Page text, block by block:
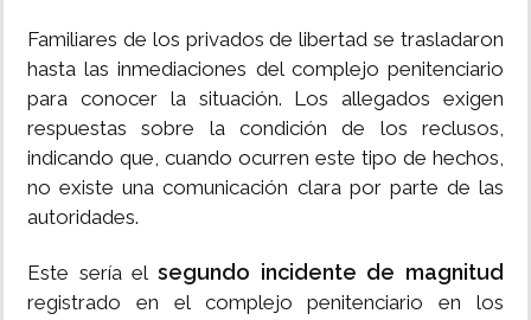
Familiares de los privados de libertad se trasladaron
hasta las inmediaciones del complejo penitenciario
para conocer la situación. Los allegados exigen
respuestas sobre la condición de los reclusos,
indicando que, cuando ocurren este tipo de hechos,
no existe una comunicación clara por parte de las
autoridades.
Este sería el segundo incidente de magnitud
registrado en el complejo penitenciario en los